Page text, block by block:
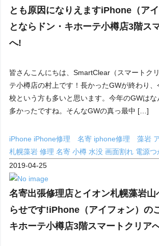
とも原因になりえますiPhone（ア
とならドン・キホーテ小樽店3階ス
へ!
皆さんこんにちは、SmartClear（スマートク
テ小樽店の村上です！長かったGWが終わり
校という方も多いと思います。今年のGWは
多かったですね。そんなGWの真っ最中 […]
iPhone iPhone修理 名寄 iphone修理 藻岩
札幌藻岩修理名寄小樽水没画面割れ 電源つ
2019-04-25
名寄出張修理店とイオン札幌藻岩山
らせです!iPhone（アイフォン）の
キホーテ小樽店3階スマートクリア